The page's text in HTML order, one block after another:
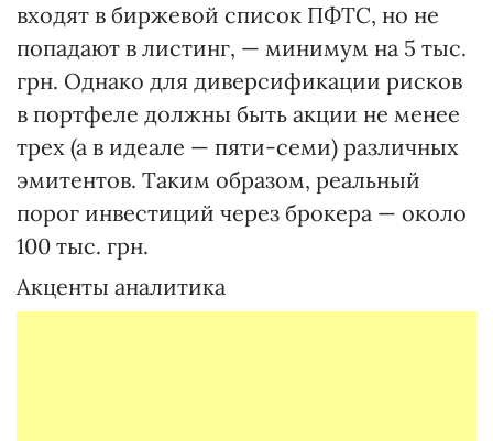
входят в биржевой список ПФТС, но не
попадают в листинг, — минимум на 5 тыс.
грн. Однако для диверсификации рисков
в портфеле должны быть акции не менее
трех (а в идеале — пяти-семи) различных
эмитентов. Таким образом, реальный
порог инвестиций через брокера — около
100 тыс. грн.
Акценты аналитика